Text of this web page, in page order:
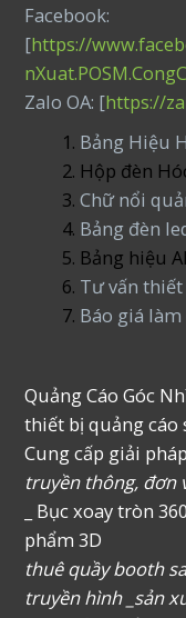
Facebook:
[https://
Zalo OA: [https://
Bảng Hiệu
Hộp đèn
Chữ nổi
Bảng đèn
Bảng hiệu
Tư vấn
Báo giá
Quảng Cáo Góc
thiết bị quảng cáo
Cung cấp giải
truyền thông, đơn
_ Bục xoay tròn
phẩm 3D
thuê quầy booth
truyền hình _sản